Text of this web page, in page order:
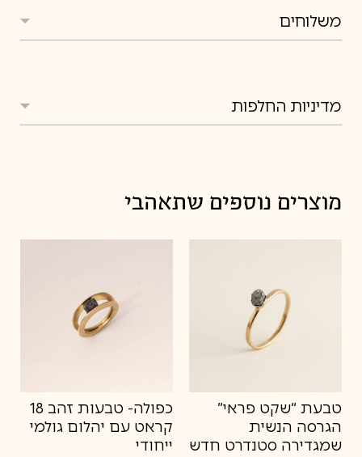
6
6.5
7.5
8
משלוחים
מדיניות החלפות
מוצרים נוספים שתאהבי
טבעת “שקט פראי”
הגרסה הנשית
שמגדירה סטנדרט חדש
כפולה- טבעות זהב 18
קראט עם יהלום גולמי
ייחודי